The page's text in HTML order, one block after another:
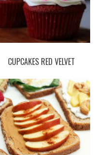
CUPCAKES RED VELVET